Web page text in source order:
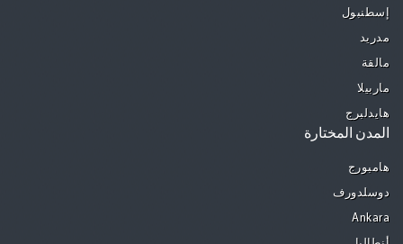
إسطنبول
مدريد
مالقة
ماربيلا
هايدلبرج
المدن المختارة
هامبورج
دوسلدورف
Ankara